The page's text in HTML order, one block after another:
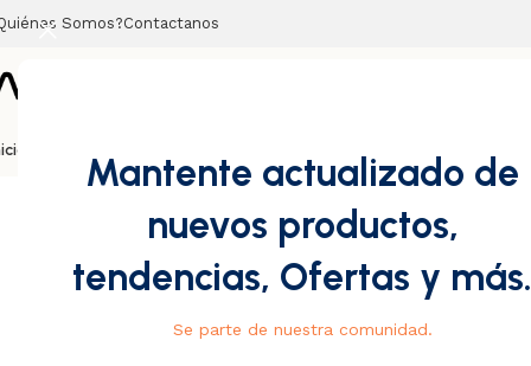
Mantente actualizado de
nuevos productos,
tendencias, Ofertas y más.
Se parte de nuestra comunidad.
Somos?Contactanos
Barajas/Diseño/Bruce Lee